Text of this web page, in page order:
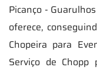
Picanço -
oferece,
Chopeira para
Serviço de Chopp